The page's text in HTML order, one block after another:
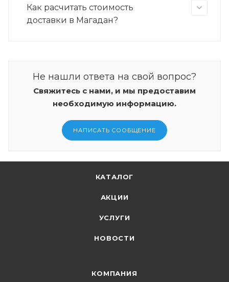
Как расчитать стоимость
доставки в Магадан?
Не нашли ответа на свой вопрос?
Свяжитесь с нами, и мы предоставим
необходимую информацию.
НАПИСАТЬ СООБЩЕНИЕ
КАТАЛОГ
АКЦИИ
УСЛУГИ
НОВОСТИ
КОМПАНИЯ